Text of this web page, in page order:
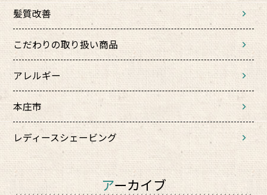
髪質改善
こだわりの取り扱い商品
アレルギー
本庄市
レディースシェービング
アーカイブ